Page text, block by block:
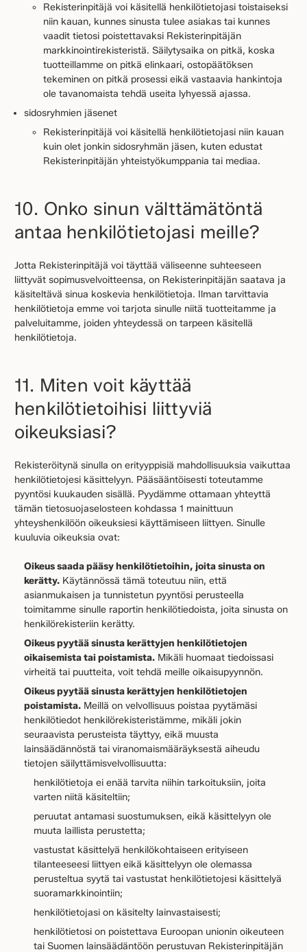
Rekisterinpitäjä voi käsitellä henkilötietojasi toistaiseksi
niin kauan, kunnes sinusta tulee asiakas tai kunnes
vaadit tietosi poistettavaksi Rekisterinpitäjän
markkinointirekisteristä. Säilytysaika on pitkä, koska
tuotteillamme on pitkä elinkaari, ostopäätöksen
tekeminen on pitkä prosessi eikä vastaavia hankintoja
ole tavanomaista tehdä useita lyhyessä ajassa.
sidosryhmien jäsenet
Rekisterinpitäjä voi käsitellä henkilötietojasi niin kauan
kuin olet jonkin sidosryhmän jäsen, kuten edustat
Rekisterinpitäjän yhteistyökumppania tai mediaa.
10. Onko sinun välttämätöntä
antaa henkilötietojasi meille?
Jotta Rekisterinpitäjä voi täyttää väliseenne suhteeseen
liittyvät sopimusvelvoitteensa, on Rekisterinpitäjän saatava ja
käsiteltävä sinua koskevia henkilötietoja. Ilman tarvittavia
henkilötietoja emme voi tarjota sinulle niitä tuotteitamme ja
palveluitamme, joiden yhteydessä on tarpeen käsitellä
henkilötietoja.
11. Miten voit käyttää
henkilötietoihisi liittyviä
oikeuksiasi?
Rekisteröitynä sinulla on erityyppisiä mahdollisuuksia vaikuttaa
henkilötietojesi käsittelyyn. Pääsääntöisesti toteutamme
pyyntösi kuukauden sisällä. Pyydämme ottamaan yhteyttä
tämän tietosuojaselosteen kohdassa 1 mainittuun
yhteyshenkilöön oikeuksiesi käyttämiseen liittyen. Sinulle
kuuluvia oikeuksia ovat:
Oikeus saada pääsy henkilötietoihin, joita sinusta on
kerätty. Käytännössä tämä toteutuu niin, että
asianmukaisen ja tunnistetun pyyntösi perusteella
toimitamme sinulle raportin henkilötiedoista, joita sinusta on
henkilörekisteriin kerätty.
Oikeus pyytää sinusta kerättyjen henkilötietojen
oikaisemista tai poistamista. Mikäli huomaat tiedoissasi
virheitä tai puutteita, voit tehdä meille oikaisupyynnön.
Oikeus pyytää sinusta kerättyjen henkilötietojen
poistamista. Meillä on velvollisuus poistaa pyytämäsi
henkilötiedot henkilörekisteristämme, mikäli jokin
seuraavista perusteista täyttyy, eikä muusta
lainsäädännöstä tai viranomaismääräyksestä aiheudu
tietojen säilyttämisvelvollisuutta:
henkilötietoja ei enää tarvita niihin tarkoituksiin, joita
varten niitä käsiteltiin;
peruutat antamasi suostumuksen, eikä käsittelyyn ole
muuta laillista perustetta;
vastustat käsittelyä henkilökohtaiseen erityiseen
tilanteeseesi liittyen eikä käsittelyyn ole olemassa
perusteltua syytä tai vastustat henkilötietojesi käsittelyä
suoramarkkinointiin;
henkilötietojasi on käsitelty lainvastaisesti;
henkilötietosi on poistettava Euroopan unionin oikeuteen
tai Suomen lainsäädäntöön perustuvan Rekisterinpitäjän